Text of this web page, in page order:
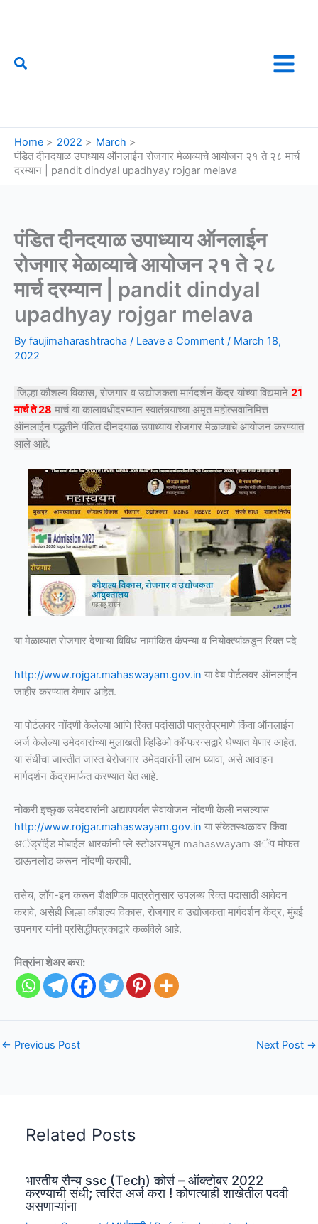
Search
Home 2022
March
पंडित दीनदयाळ उपाध्याय ऑनलाईन रोजगार मेळाव्याचे आयोजन २१ ते २८ मार्च
दरम्यान | pandit dindyal upadhyay rojgar melava
पंडित दीनदयाळ उपाध्याय ऑनलाईन
रोजगार मेळाव्याचे आयोजन २१ ते २८
मार्च दरम्यान | pandit dindyal
upadhyay rojgar melava
By faujimaharashtracha / Leave a Comment / March 18,
2022
जिल्हा कौशल्य विकास, रोजगार व उद्योजकता मार्गदर्शन केंद्र यांच्या विद्यमाने 21
मार्च ते 28 मार्च या कालावधीदरम्यान स्वातंत्र्याच्या अमृत महोत्सवानिमित्त
ऑनलाईन पद्धतीने पंडित दीनदयाळ उपाध्याय रोजगार मेळाव्याचे आयोजन करण्यात
आले आहे.
या मेळाव्यात रोजगार देणाऱ्या विविध नामांकित कंपन्या व नियोक्त्यांकडून रिक्त पदे
http://www.rojgar.mahaswayam.gov.in या वेब पोर्टलवर ऑनलाईन
जाहीर करण्यात येणार आहेत.
या पोर्टलवर नोंदणी केलेल्या आणि रिक्त पदांसाठी पात्रतेप्रमाणे किंवा ऑनलाईन
अर्ज केलेल्या उमेदवारांच्या मुलाखती व्हिडिओ कॉन्फरन्सद्वारे घेण्यात येणार आहेत.
या संधीचा जास्तीत जास्त बेरोजगार उमेदवारांनी लाभ घ्यावा, असे आवाहन
मार्गदर्शन केंद्रामार्फत करण्यात येत आहे.
नोकरी इच्छुक उमेदवारांनी अद्यापपर्यंत सेवायोजन नोंदणी केली नसल्यास
http://www.rojgar.mahaswayam.gov.in या संकेतस्थळावर किंवा
अॅड्रॉईड मोबाईल धारकांनी प्ले स्टोअरमधून mahaswayam अॅप मोफत
डाऊनलोड करून नोंदणी करावी.
तसेच, लॉग-इन करून शैक्षणिक पात्रतेनुसार उपलब्ध रिक्त पदासाठी आवेदन
करावे, असेही जिल्हा कौशल्य विकास, रोजगार व उद्योजकता मार्गदर्शन केंद्र, मुंबई
उपनगर यांनी प्रसिद्धीपत्रकाद्वारे कळविले आहे.
मित्रांना शेअर करा:
← Previous Post Next Post →
Related Posts
भारतीय सैन्य ssc (Tech) कोर्स – ऑक्टोबर 2022
करण्याची संधी; त्वरित अर्ज करा ! कोणत्याही शाखेतील पदवी
असणाऱ्यांना